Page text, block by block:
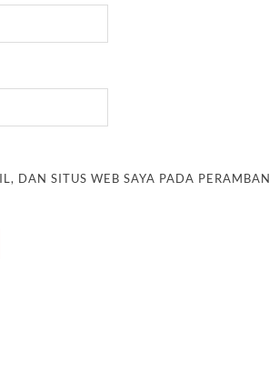
DAN SITUS WEB SAYA PADA